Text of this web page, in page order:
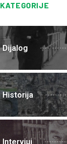
KATEGORIJE
Dijalog
Historija
Intervjui